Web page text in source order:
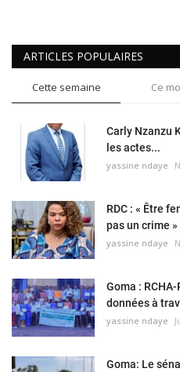
ARTICLES POPULAIRES
Cette semaine Ce
Carly Nzanzu
les actes...
yassine ndaye
RDC : « Être
pas un crime »
yassine ndaye
Goma :
données à
yassine ndaye
Goma: Le